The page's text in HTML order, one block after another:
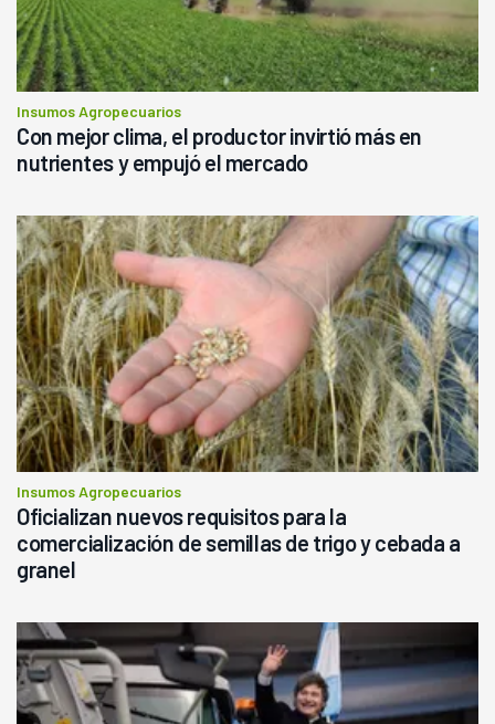
Insumos Agropecuarios
Con mejor clima, el productor invirtió más en
nutrientes y empujó el mercado
Insumos Agropecuarios
Oficializan nuevos requisitos para la
comercialización de semillas de trigo y cebada a
granel